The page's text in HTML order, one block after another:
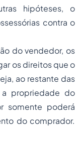
hipóteses, o
contra o
do vendedor, os
os direitos que o
ao restante das
propriedade do
somente poderá
do comprador.